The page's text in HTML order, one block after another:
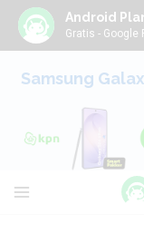
Android
Gratis - Google
Samsung